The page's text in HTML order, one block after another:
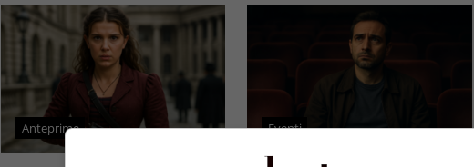
Anteprime Eventi